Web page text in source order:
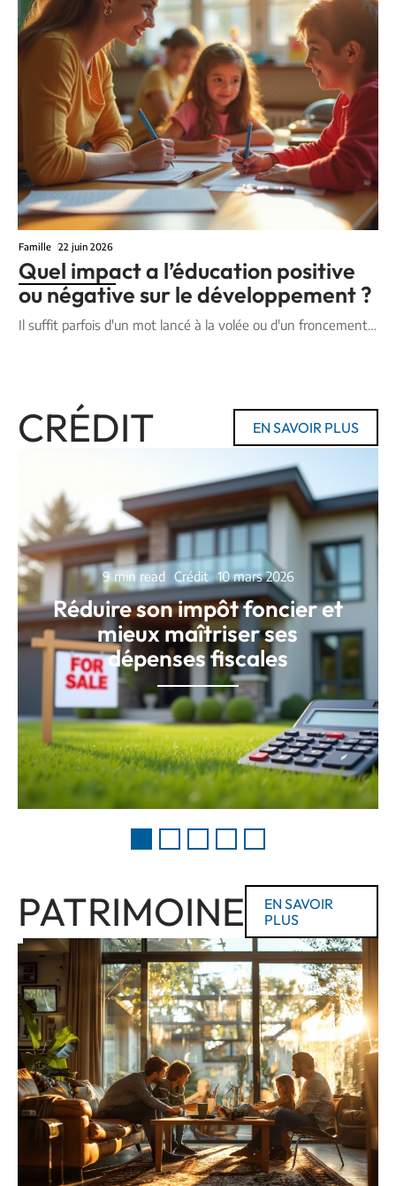
Famille 22 juin 2026
Quel impact a l’éducation positive
ou négative sur le développement ?
Il suffit parfois d'un mot lancé à la volée ou d'un froncement
CRÉDIT EN SAVOIR PLUS
9 min read Crédit 10 mars 2026
Réduire son impôt foncier et
mieux maîtriser ses
dépenses fiscales
PATRIMOINE
EN SAVOIR
PLUS